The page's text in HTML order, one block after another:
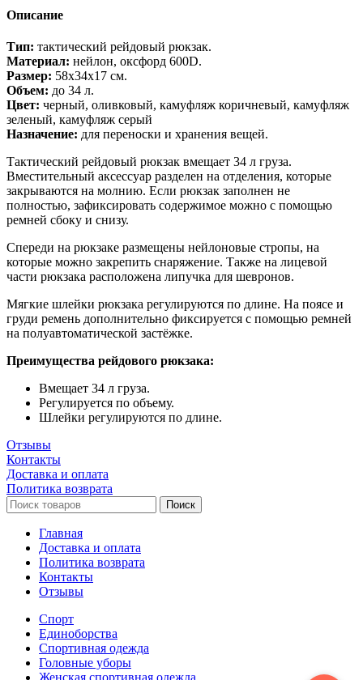
58х34х17см
Описание
Тип: тактический рейдовый рюкзак.
Материал: нейлон, оксфорд 600D.
Размер: 58х34х17 см.
Объем: до 34 л.
Цвет: черный, оливковый, камуфляж коричневый, камуфляж
зеленый, камуфляж серый
Назначение: для переноски и хранения вещей.
Тактический рейдовый рюкзак вмещает 34 л груза.
Вместительный аксессуар разделен на отделения, которые
закрываются на молнию. Если рюкзак заполнен не
полностью, зафиксировать содержимое можно с помощью
ремней сбоку и снизу.
Спереди на рюкзаке размещены нейлоновые стропы, на
которые можно закрепить снаряжение. Также на лицевой
части рюкзака расположена липучка для шевронов.
Мягкие шлейки рюкзака регулируются по длине. На поясе и
груди ремень дополнительно фиксируется с помощью ремней
на полуавтоматической застёжке.
Преимущества рейдового рюкзака:
Вмещает 34 л груза.
Регулируется по объему.
Шлейки регулируются по длине.
Отзывы
Контакты
Доставка и оплата
Политика возврата
Поиск
Главная
Доставка и оплата
Политика возврата
Контакты
Отзывы
Спорт
Единоборства
Cпортивная одежда
Головные уборы